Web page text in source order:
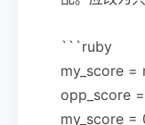
```ruby
my_score =
opp_score
my_score =